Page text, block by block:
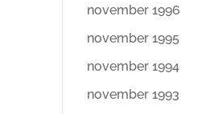
november 1996
november 1995
november 1994
november 1993